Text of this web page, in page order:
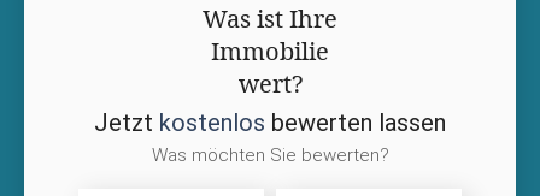
Was ist Ihre
Immobilie
wert?
Jetzt kostenlos bewerten lassen
Was möchten Sie bewerten?